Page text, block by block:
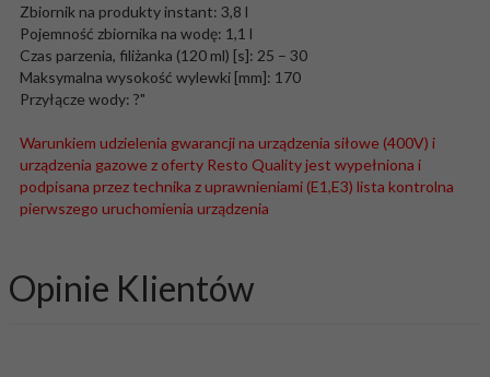
Zbiornik na produkty instant: 3,8 l
Pojemność zbiornika na wodę: 1,1 l
Czas parzenia, filiżanka (120 ml) [s]: 25 – 30
Maksymalna wysokość wylewki [mm]: 170
Przyłącze wody: ?"
Warunkiem udzielenia gwarancji na urządzenia siłowe (400V) i
urządzenia gazowe z oferty Resto Quality jest wypełniona i
podpisana przez technika z uprawnieniami (E1,E3) lista kontrolna
pierwszego uruchomienia urządzenia
Opinie Klientów